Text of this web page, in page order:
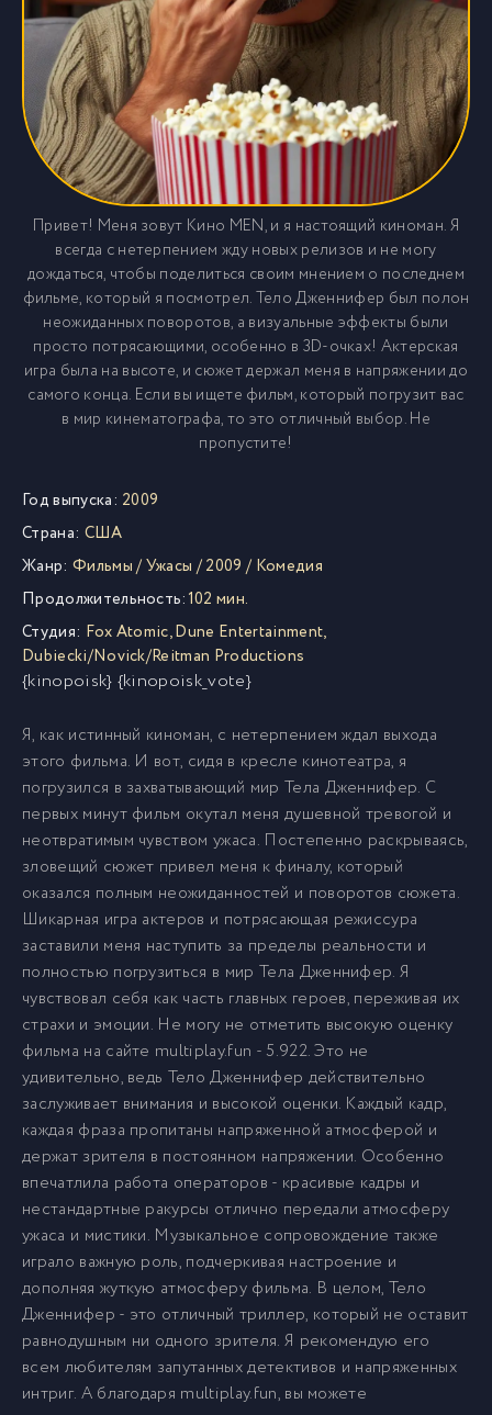
Привет! Меня зовут Кино MEN, и я настоящий киноман. Я
всегда с нетерпением жду новых релизов и не могу
дождаться, чтобы поделиться своим мнением о последнем
фильме, который я посмотрел. Тело Дженнифер был полон
неожиданных поворотов, а визуальные эффекты были
просто потрясающими, особенно в 3D-очках! Актерская
игра была на высоте, и сюжет держал меня в напряжении до
самого конца. Если вы ищете фильм, который погрузит вас
в мир кинематографа, то это отличный выбор. Не
пропустите!
Год выпуска: 2009
Страна: США
Жанр: Фильмы/Ужасы /2009 / Комедия
Продолжительность:102 мин.
Студия: Fox Atomic,Dune Entertainment,
Dubiecki/Novick/Reitman Productions
{kinopoisk} {kinopoisk_vote}
Я, как истинный киноман, с нетерпением ждал выхода
этого фильма. И вот, сидя в кресле кинотеатра, я
погрузился в захватывающий мир Тела Дженнифер. С
первых минут фильм окутал меня душевной тревогой и
неотвратимым чувством ужаса. Постепенно раскрываясь,
зловещий сюжет привел меня к финалу, который
оказался полным неожиданностей и поворотов сюжета.
Шикарная игра актеров и потрясающая режиссура
заставили меня наступить за пределы реальности и
полностью погрузиться в мир Тела Дженнифер. Я
чувствовал себя как часть главных героев, переживая их
страхи и эмоции. Не могу не отметить высокую оценку
фильма на сайте multiplay.fun - 5.922. Это не
удивительно, ведь Тело Дженнифер действительно
заслуживает внимания и высокой оценки. Каждый кадр,
каждая фраза пропитаны напряженной атмосферой и
держат зрителя в постоянном напряжении. Особенно
впечатлила работа операторов - красивые кадры и
нестандартные ракурсы отлично передали атмосферу
ужаса и мистики. Музыкальное сопровождение также
играло важную роль, подчеркивая настроение и
дополняя жуткую атмосферу фильма. В целом, Тело
Дженнифер - это отличный триллер, который не оставит
равнодушным ни одного зрителя. Я рекомендую его
всем любителям запутанных детективов и напряженных
интриг. А благодаря multiplay.fun, вы можете